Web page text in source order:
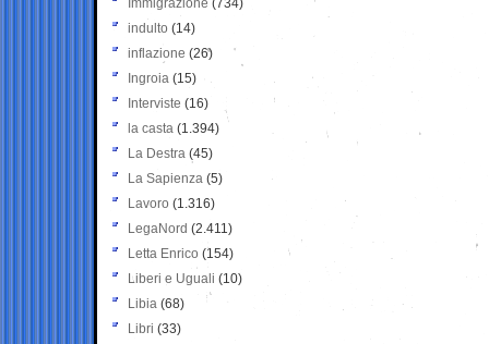
Immigrazione (734)
indulto (14)
inflazione (26)
Ingroia (15)
Interviste (16)
la casta (1.394)
La Destra (45)
La Sapienza (5)
Lavoro (1.316)
LegaNord (2.411)
Letta Enrico (154)
Liberi e Uguali (10)
Libia (68)
Libri (33)